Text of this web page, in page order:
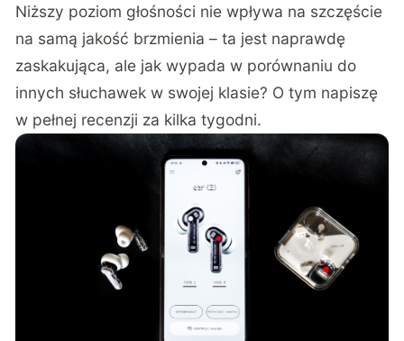
Niższy poziom głośności nie wpływa na szczęście
na samą jakość brzmienia – ta jest naprawdę
zaskakująca, ale jak wypada w porównaniu do
innych słuchawek w swojej klasie? O tym napiszę
w pełnej recenzji za kilka tygodni.